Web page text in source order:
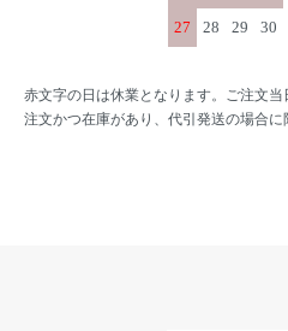
27 28 29 30
赤文字の日は休業となります。ご注文
注文かつ在庫があり、代引発送の場合に